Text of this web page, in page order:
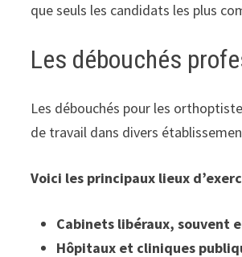
que seuls les candidats les plus
Les débouchés
Les débouchés pour les
de travail dans divers
Voici les principaux lieux
Cabinets libéraux, souvent
Hôpitaux et cliniques